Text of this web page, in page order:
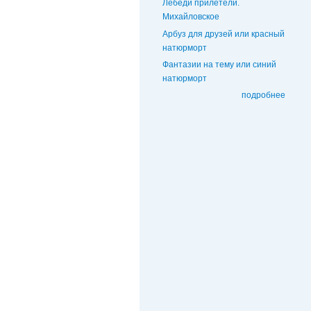
Лебеди прилетели.
Михайловское
Арбуз для друзей или красный
натюрморт
Фантазии на тему или синий
натюрморт
подробнее